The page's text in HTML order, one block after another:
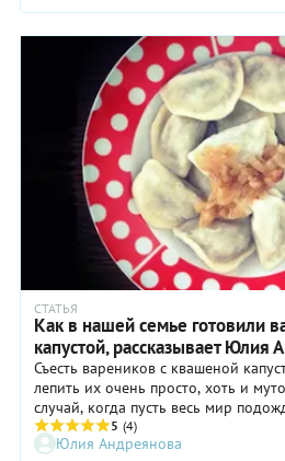
СТАТЬЯ
Как в нашей семье готовили
капустой, рассказывает Юлия
Съесть вареников с квашеной
лепить их очень просто, хоть и
случай, когда пусть весь мир
5 (4)
Юлия Андреянова